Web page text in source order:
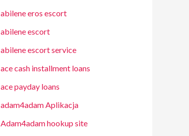
abilene eros escort
abilene escort
abilene escort service
ace cash installment loans
ace payday loans
adam4adam Aplikacja
Adam4adam hookup site